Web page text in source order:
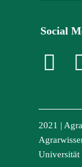
Social
2021 |
Universität